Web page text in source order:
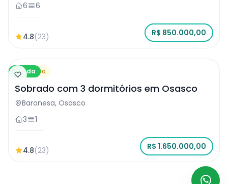
6
6
4.8(23) R$ 850.000,00
Venda
Sobrado
Sobrado com 3 dormitórios em Osasco
Baronesa, Osasco
3
1
4.8(23) R$ 1.650.000,00